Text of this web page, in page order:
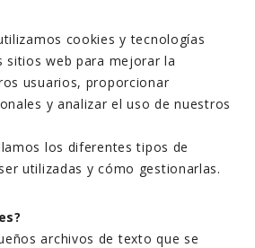
cookies y tecnologías
sitios web para mejorar la
usuarios, proporcionar
y analizar el uso de nuestros
los diferentes tipos de
utilizadas y cómo gestionarlas.
archivos de texto que se